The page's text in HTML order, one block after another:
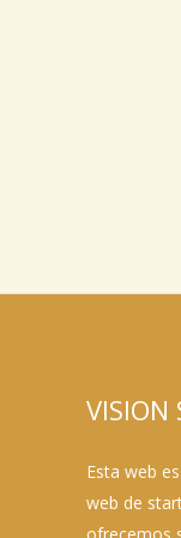
VISION
Esta web
web de